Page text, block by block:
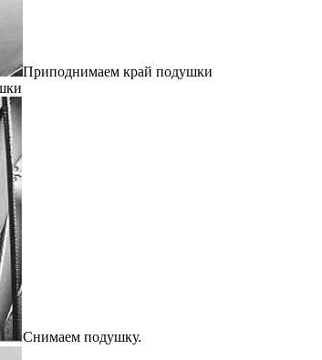
Приподнимаем край подушки
Снимаем подушку.